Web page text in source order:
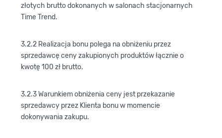
złotych brutto dokonanych w salonach stacjonarnych
Time Trend.
3.2.2 Realizacja bonu polega na obniżeniu przez
sprzedawcę ceny zakupionych produktów łącznie o
kwotę 100 zł brutto.
3.2.3 Warunkiem obniżenia ceny jest przekazanie
sprzedawcy przez Klienta bonu w momencie
dokonywania zakupu.